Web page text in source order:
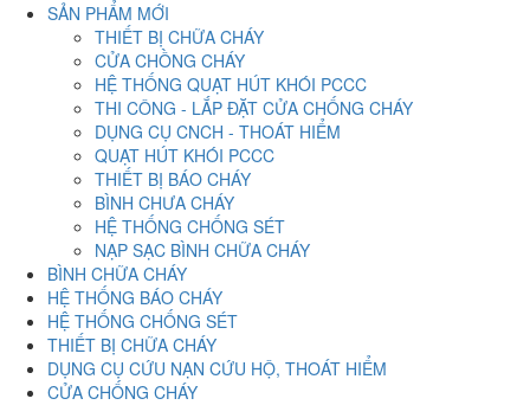
SẢN PHẨM MỚI
THIẾT BỊ CHỮA CHÁY
CỬA CHỒNG CHÁY
HỆ THỐNG QUẠT HÚT KHÓI PCCC
THI CÔNG - LẮP ĐẶT CỬA CHỐNG CHÁY
DỤNG CỤ CNCH - THOÁT HIỂM
QUẠT HÚT KHÓI PCCC
THIẾT BỊ BÁO CHÁY
BÌNH CHƯA CHÁY
HỆ THỐNG CHỐNG SÉT
NẠP SẠC BÌNH CHỮA CHÁY
BÌNH CHỮA CHÁY
HỆ THỐNG BÁO CHÁY
HỆ THỐNG CHỐNG SÉT
THIẾT BỊ CHỮA CHÁY
DỤNG CỤ CỨU NẠN CỨU HỘ, THOÁT HIỂM
CỬA CHỐNG CHÁY